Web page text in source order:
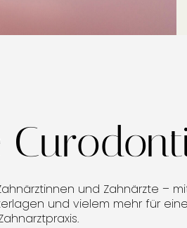
und Zahnärzte –
und vielem mehr für